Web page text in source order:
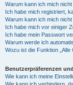
Warum kann ich mich
Ich habe mich registriert,
Warum kann ich mich
Ich habe mich vor einiger
Ich habe mein Passwort
Warum werde ich
Wozu ist die Funktion „Alle
Benutzerpräferenzen
Wie kann ich meine